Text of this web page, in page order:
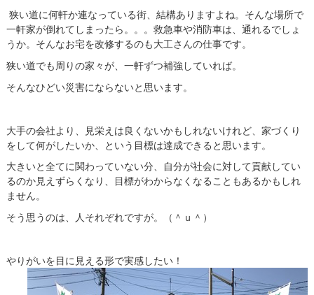
狭い道に何軒か連なっている街、結構ありますよね。そんな場所で
一軒家が倒れてしまったら。。。救急車や消防車は、通れるでしょ
うか。そんなお宅を改修するのも大工さんの仕事です。
狭い道でも周りの家々が、一軒ずつ補強していれば。
そんなひどい災害にならないと思います。
大手の会社より、見栄えは良くないかもしれないけれど、家づくり
をして何がしたいか、という目標は達成できると思います。
大きいと全てに関わっていない分、自分が社会に対して貢献してい
るのか見えずらくなり、目標がわからなくなることもあるかもしれ
ません。
そう思うのは、人それぞれですが。（＾ｕ＾）
やりがいを目に見える形で実感したい！